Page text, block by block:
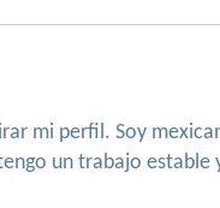
mi perfil. Soy
un trabajo estable